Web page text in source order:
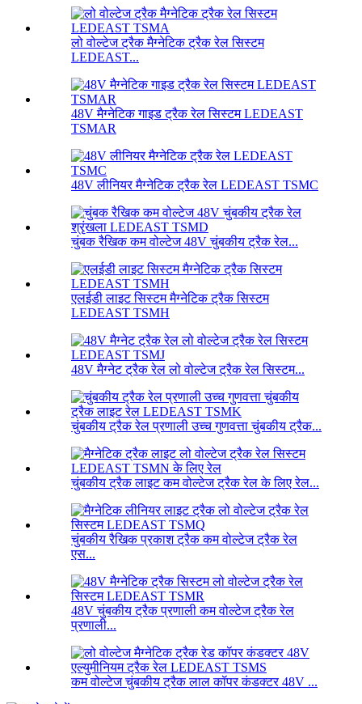
लो वोल्टेज ट्रैक मैग्नेटिक ट्रैक रेल सिस्टम
LEDEAST...
48V मैग्नेटिक गाइड ट्रैक रेल सिस्टम LEDEAST
TSMAR
48V लीनियर मैग्नेटिक ट्रैक रेल LEDEAST TSMC
चुंबक रैखिक कम वोल्टेज 48V चुंबकीय ट्रैक रेल...
एलईडी लाइट सिस्टम मैग्नेटिक ट्रैक सिस्टम
LEDEAST TSMH
48V मैग्नेट ट्रैक रेल लो वोल्टेज ट्रैक रेल सिस्टम...
चुंबकीय ट्रैक रेल प्रणाली उच्च गुणवत्ता चुंबकीय ट्रैक...
चुंबकीय ट्रैक लाइट कम वोल्टेज ट्रैक रेल के लिए रेल...
चुंबकीय रैखिक प्रकाश ट्रैक कम वोल्टेज ट्रैक रेल
एस...
48V चुंबकीय ट्रैक प्रणाली कम वोल्टेज ट्रैक रेल
प्रणाली...
कम वोल्टेज चुंबकीय ट्रैक लाल कॉपर कंडक्टर 48V ...